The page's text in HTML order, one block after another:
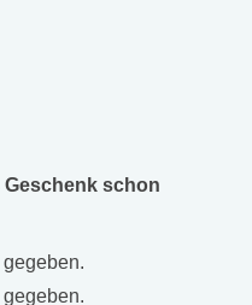
Geschenk schon